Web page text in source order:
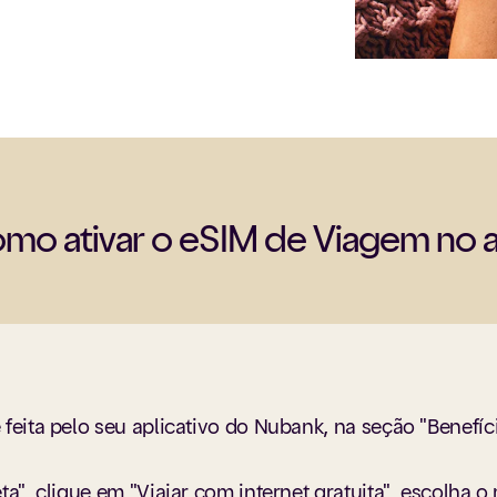
ativar o eSIM de Viagem no
feita pelo seu aplicativo do Nubank, na seção
clique em "Viajar com internet gratuita", escolha